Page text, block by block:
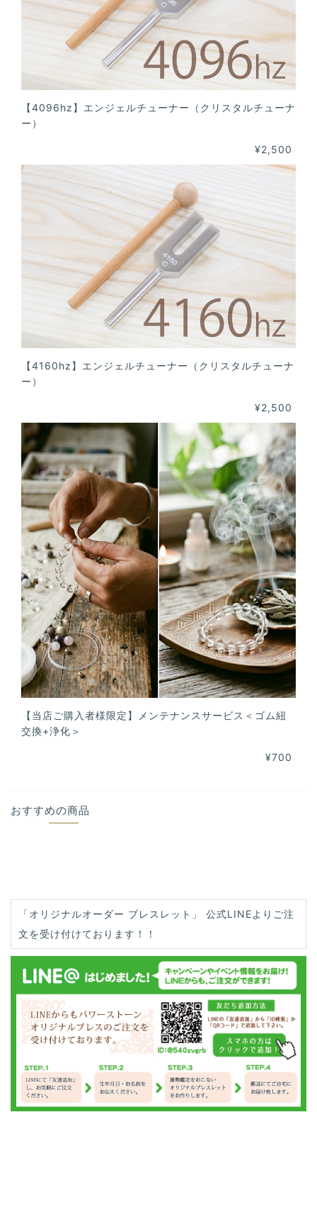
【4096hz】エンジェルチューナー（クリスタルチューナ
ー）
¥2,500
【4160hz】エンジェルチューナー（クリスタルチューナ
ー）
¥2,500
【当店ご購入者様限定】メンテナンスサービス＜ゴム紐
交換+浄化＞
¥700
おすすめの商品
「オリジナルオーダー ブレスレット」 公式LINEよりご注
文を受け付けております！！